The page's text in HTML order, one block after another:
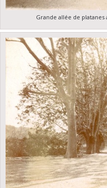
Grande allée de platanes